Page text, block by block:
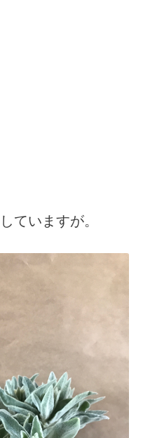
ていますが。